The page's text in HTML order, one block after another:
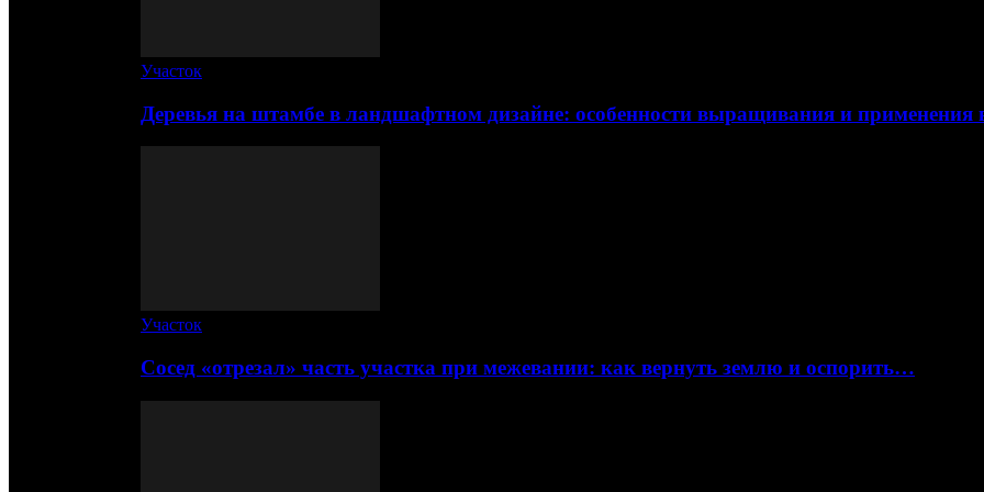
Участок
Деревья на штамбе в ландшафтном дизайне: особенности выращивания и
Участок
Сосед «отрезал» часть участка при межевании: как вернуть землю и оспорить…